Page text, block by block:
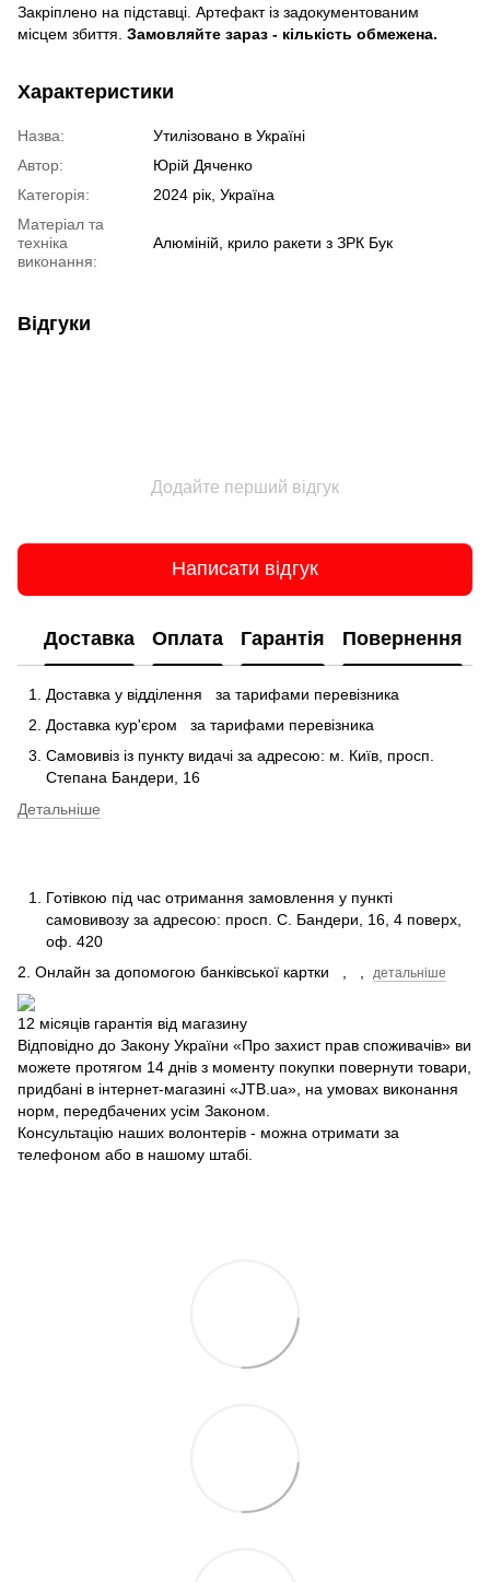
Закріплено на підставці. Артефакт із задокументованим
місцем збиття. Замовляйте зараз - кількість обмежена.
Характеристики
Назва:
Утилізовано в Україні
Автор:
Юрій Дяченко
Категорія:
2024 рік, Україна
Матеріал та
техніка
виконання:
Алюміній, крило ракети з ЗРК Бук
Відгуки
Додайте перший відгук
Написати відгук
Доставка Оплата Гарантія Повернення
Доставка у відділення
за тарифами перевізника
Доставка кур'єром
за тарифами перевізника
Самовивіз із пункту видачі за адресою: м. Київ, просп.
Степана Бандери, 16
Детальніше
Готівкою під час отримання замовлення у пункті
самовивозу за адресою: просп. С. Бандери, 16, 4 поверх,
оф. 420
2. Онлайн за допомогою банківської картки
детальніше
12 місяців гарантія від магазину
Відповідно до Закону України «Про захист прав споживачів» ви
можете протягом 14 днів з моменту покупки повернути товари,
придбані в інтернет-магазині «JTB.ua», на умовах виконання
норм, передбачених усім Законом.
Консультацію наших волонтерів - можна отримати за
телефоном або в нашому штабі.